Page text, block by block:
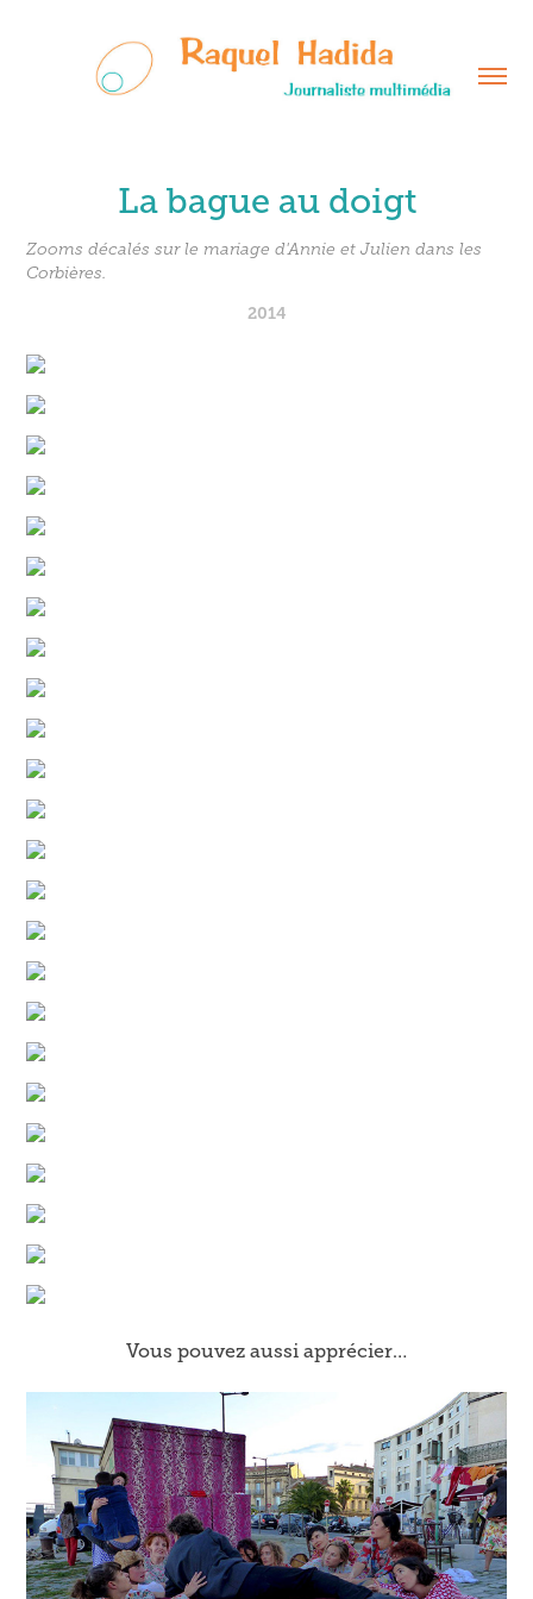
La bague au doigt
Zooms décalés sur le mariage d'Annie et Julien dans les
Corbières.
2014
Vous pouvez aussi apprécier…